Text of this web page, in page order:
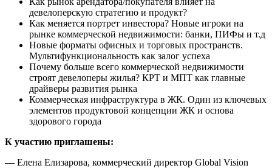
девелоперскую стратегию и продукт?
Как меняется портрет инвестора? Новые игроки на
рынке коммерческой недвижимости: банки, ПИФы и т.д
Новые форматы офисных и торговых пространств.
Мультифункциональность как залог успеха
Почему больше всего коммерческой недвижимости
строят девелоперы жилья? КРТ и МПТ как главные
драйверы развития рынка
Коммерческая инфраструктура в ЖК. Один из ключевых
элементов продуктовой концепции ЖК и основа
здорового города
К участию приглашены:
— Елена Елизарова, коммерческий директор Global Vision